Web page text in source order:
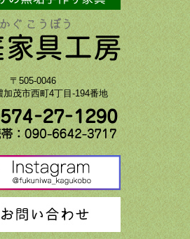
〒505-0046
加茂市西町4丁目-194番地